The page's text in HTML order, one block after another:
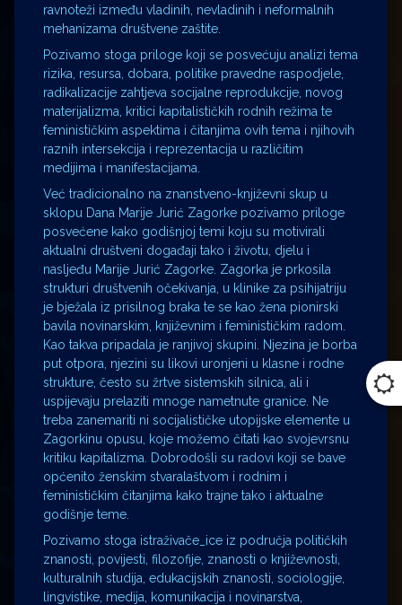
ravnoteži između vladinih, nevladinih i neformalnih
mehanizama društvene zaštite.
Pozivamo stoga priloge koji se posvećuju analizi tema
rizika, resursa, dobara, politike pravedne raspodjele,
radikalizacije zahtjeva socijalne reprodukcije, novog
materijalizma, kritici kapitalističkih rodnih režima te
feminističkim aspektima i čitanjima ovih tema i njihovih
raznih intersekcija i reprezentacija u različitim
medijima i manifestacijama.
Već tradicionalno na znanstveno-književni skup u
sklopu Dana Marije Jurić Zagorke pozivamo priloge
posvećene kako godišnjoj temi koju su motivirali
aktualni društveni događaji tako i životu, djelu i
nasljeđu Marije Jurić Zagorke. Zagorka je prkosila
strukturi društvenih očekivanja, u klinike za psihijatriju
je bježala iz prisilnog braka te se kao žena pionirski
bavila novinarskim, književnim i feminističkim radom.
Kao takva pripadala je ranjivoj skupini. Njezina je borba
put otpora, njezini su likovi uronjeni u klasne i rodne
strukture, često su žrtve sistemskih silnica, ali i
uspijevaju prelaziti mnoge nametnute granice. Ne
treba zanemariti ni socijalističke utopijske elemente u
Zagorkinu opusu, koje možemo čitati kao svojevrsnu
kritiku kapitalizma. Dobrodošli su radovi koji se bave
općenito ženskim stvaralaštvom i rodnim i
feminističkim čitanjima kako trajne tako i aktualne
godišnje teme.
Pozivamo stoga istraživače_ice iz područja političkih
znanosti, povijesti, filozofije, znanosti o književnosti,
kulturalnih studija, edukacijskih znanosti, sociologije,
lingvistike, medija, komunikacija i novinarstva,